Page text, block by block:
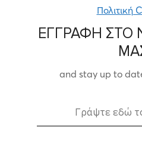
Πολιτική
ΕΓΓΡΑΦΗ ΣΤΟ
and stay up to